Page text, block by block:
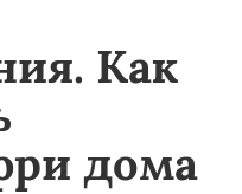
Как
дома